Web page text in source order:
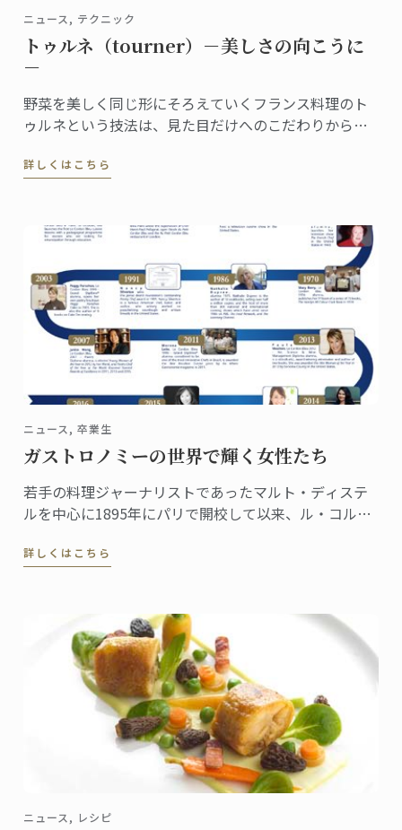
ニュース, テクニック
トゥルネ（tourner）－美しさの向こうに
－
野菜を美しく同じ形にそろえていくフランス料理のト
ゥルネという技法は、見た目だけへのこだわりから生
ネはこのような形に切り出されます。
詳しくはこちら
ニュース, 卒業生
ガストロノミーの世界で輝く女性たち
若手の料理ジャーナリストであったマルト・ディステ
ルを中心に1895年にパリで開校して以来、ル・コルド
継承しつつ料理の世界に革新を起こし次世代の育成に
詳しくはこちら
ニュース, レシピ